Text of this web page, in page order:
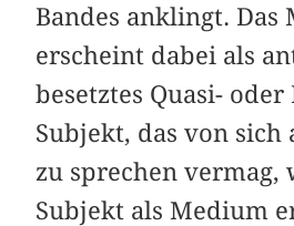
Bandes anklingt. Das
erscheint dabei als
besetztes Quasi- oder
Subjekt, das von sich
zu sprechen vermag,
Subjekt als Medium